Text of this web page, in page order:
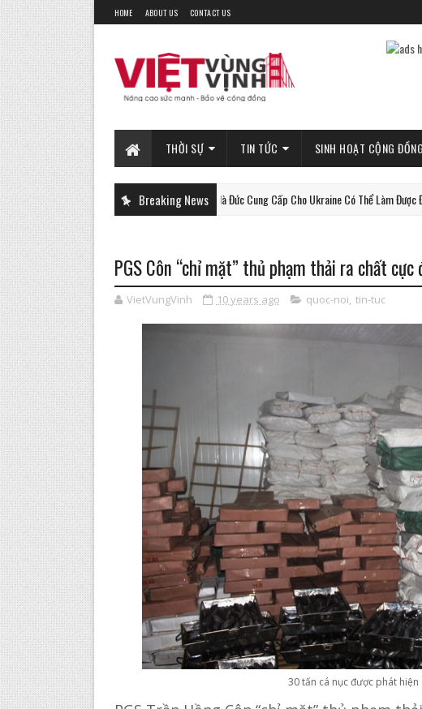
HOME ABOUT US CONTACT US
THỜI SỰ TIN TỨC SINH HOẠT CỘNG ĐỒNG
Breaking News
PHAN-TICH Xe Tăng Gepard Mà Đức Cung Cấp Cho Ukraine Có Thể Làm Được Điều Này !
PGS Côn “chỉ mặt” thủ phạm thải ra chất cực
VietVungVinh 10 years ago quoc-noi, tin-tuc
30 tấn cá nục được phát